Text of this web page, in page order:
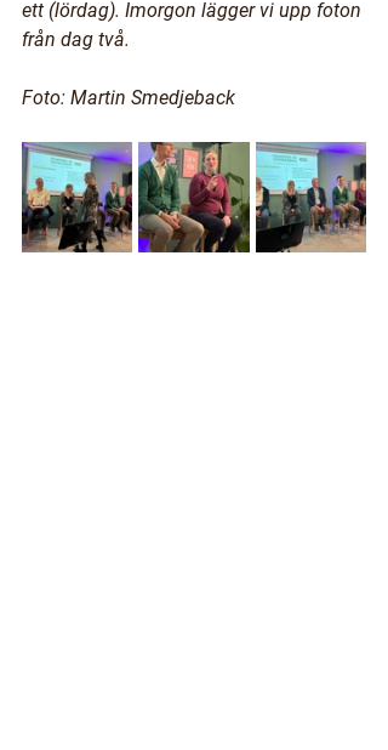
ett (lördag). Imorgon lägger vi upp foton
från dag två.
Foto: Martin Smedjeback